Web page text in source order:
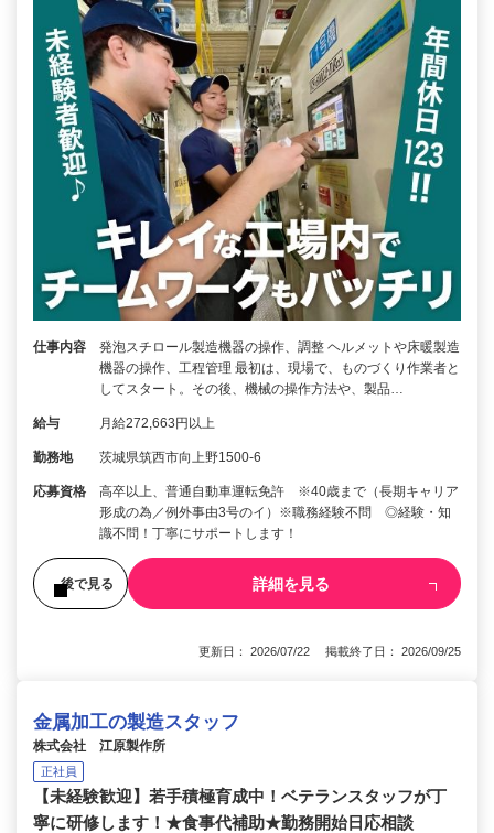
仕事内容
発泡スチロール製造機器の操作、調整 ヘルメットや床暖製造
機器の操作、工程管理 最初は、現場で、ものづくり作業者と
してスタート。その後、機械の操作方法や、製品…
給与 月給272,663円以上
勤務地 茨城県筑西市向上野1500-6
応募資格
高卒以上、普通自動車運転免許 ※40歳まで（長期キャリア
形成の為／例外事由3号のイ）※職務経験不問 ◎経験・知
識不問！丁寧にサポートします！
後で見る 詳細を見る
更新日： 2026/07/22 掲載終了日： 2026/09/25
金属加工の製造スタッフ
株式会社 江原製作所
正社員
【未経験歓迎】若手積極育成中！ベテランスタッフが丁
寧に研修します！★食事代補助★勤務開始日応相談